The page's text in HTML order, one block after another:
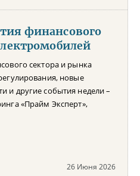
финансового
сектора и рынка
новые
и другие события недели –
«Прайм Эксперт»,
26 Июня 2026